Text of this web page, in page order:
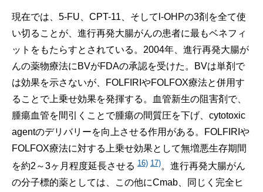
現在では、5-FU、CPT-11、そしてl-OHPの3剤を全て使
い切ることが、進行再発大腸がんの患者に最もベネフィ
ットをもたらすとされている。2004年、進行再発大腸が
んの薬物療法にBVがFDAの承認を受けた。BVは単剤で
は効果を示さないが、FOLFIRIやFOLFOX療法と併用す
ることで上乗せ効果を発揮する。血管新生の阻害剤で、
腫瘍血管を間引くことで腫瘍の間質圧を下げ、cytotoxic
agentのデリバリーを向上させる作用がある。FOLFIRIや
FOLFOX療法に対する上乗せ効果として無増悪生存期間
を約2～3ヶ月程度延長させる 16) 17)。進行再発大腸がん
の分子標的薬としては、この他にCmab、同じく完全ヒ